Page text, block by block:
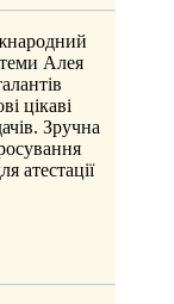
Алея
цікаві
Зручна
атестації